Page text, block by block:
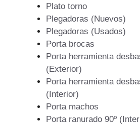
Plato torno
Plegadoras (Nuevos)
Plegadoras (Usados)
Porta brocas
Porta herramienta
(Exterior)
Porta herramienta
(Interior)
Porta machos
Porta ranurado 90º